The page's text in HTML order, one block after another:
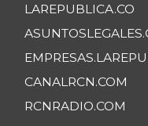
LAREPUBLICA.CO
CANALRCN.COM
RCNRADIO.COM